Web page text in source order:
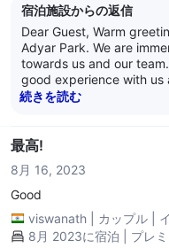
宿泊施設からの返信
Dear Guest, Warm
Adyar Park. We are
towards us and our
good experience with
time out to review us.
you. We eagerly look
Manager Crowne Plaza
続きを読む
最高!
8月 16, 2023
Good
viswanath
カップル
8月 2023に宿泊 | プレ